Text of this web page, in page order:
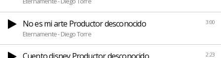
3:00
No es mi arte Productor desconocido
Eternamente - Diego Torre
2:23